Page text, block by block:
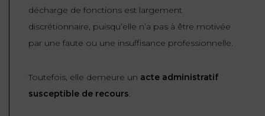
décharge de fonctions est largement
discrétionnaire, puisqu’elle n’a pas à être motivée
par une faute ou une insuffisance professionnelle.
Toutefois, elle demeure un acte administratif
susceptible de recours.